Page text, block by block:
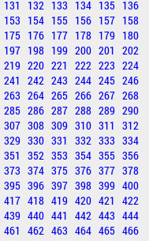
131 132 133 134 135 136
153 154 155 156 157 158
175 176 177 178 179 180
197 198 199 200 201 202
219 220 221 222 223 224
241 242 243 244 245 246
263 264 265 266 267 268
285 286 287 288 289 290
307 308 309 310 311 312
329 330 331 332 333 334
351 352 353 354 355 356
373 374 375 376 377 378
395 396 397 398 399 400
417 418 419 420 421 422
439 440 441 442 443 444
461 462 463 464 465 466